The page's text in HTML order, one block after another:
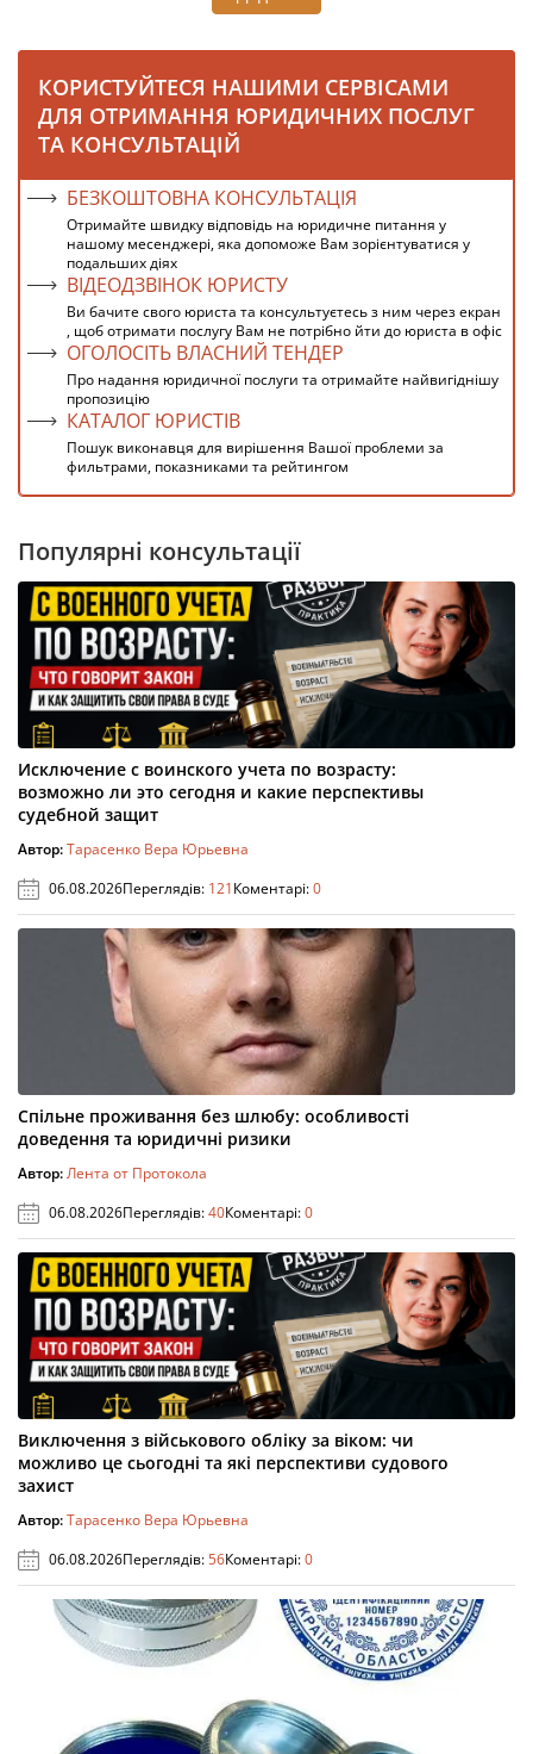
КОРИСТУЙТЕСЯ НАШИМИ СЕРВІСАМИ
ДЛЯ ОТРИМАННЯ ЮРИДИЧНИХ ПОСЛУГ
ТА КОНСУЛЬТАЦІЙ
БЕЗКОШТОВНА КОНСУЛЬТАЦІЯ
Отримайте швидку відповідь на юридичне питання у
нашому месенджері, яка допоможе Вам зорієнтуватися у
подальших діях
ВІДЕОДЗВІНОК ЮРИСТУ
Ви бачите свого юриста та консультуєтесь з ним через екран
, щоб отримати послугу Вам не потрібно йти до юриста в офіс
ОГОЛОСІТЬ ВЛАСНИЙ ТЕНДЕР
Про надання юридичної послуги та отримайте найвигіднішу
пропозицію
КАТАЛОГ ЮРИСТІВ
Пошук виконавця для вирішення Вашої проблеми за
фильтрами, показниками та рейтингом
Популярні консультації
Исключение с воинского учета по возрасту:
возможно ли это сегодня и какие перспективы
судебной защит
Автор:Тарасенко Вера Юрьевна
06.08.2026Переглядів: 121Коментарі:0
Спільне проживання без шлюбу: особливості
доведення та юридичні ризики
Автор:Лента от Протокола
06.08.2026Переглядів:40Коментарі:0
Виключення з військового обліку за віком: чи
можливо це сьогодні та які перспективи судового
захист
Автор:Тарасенко Вера Юрьевна
06.08.2026Переглядів:56Коментарі:0